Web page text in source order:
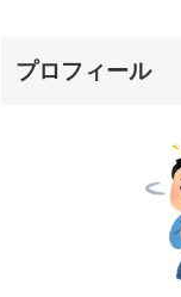
プロフィール